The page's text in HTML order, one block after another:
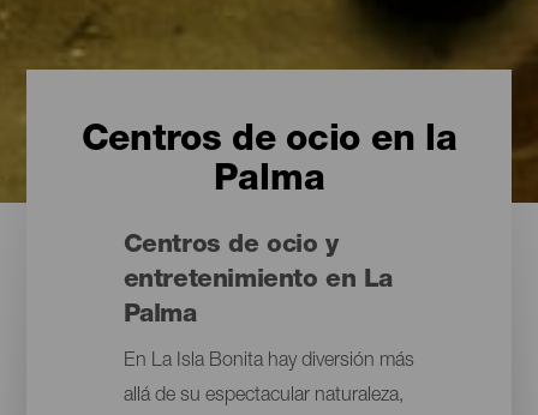
Centros de ocio en la
Palma
Centros de ocio y
entretenimiento en La
Palma
En La Isla Bonita hay diversión más
allá de su espectacular naturaleza,